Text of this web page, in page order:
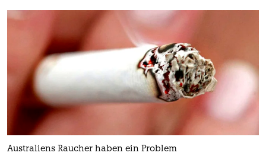
Australiens Raucher haben ein Problem